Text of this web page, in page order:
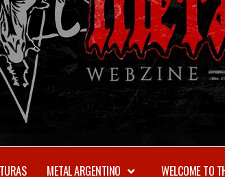
METAL ARGENTINO WELCOME TO